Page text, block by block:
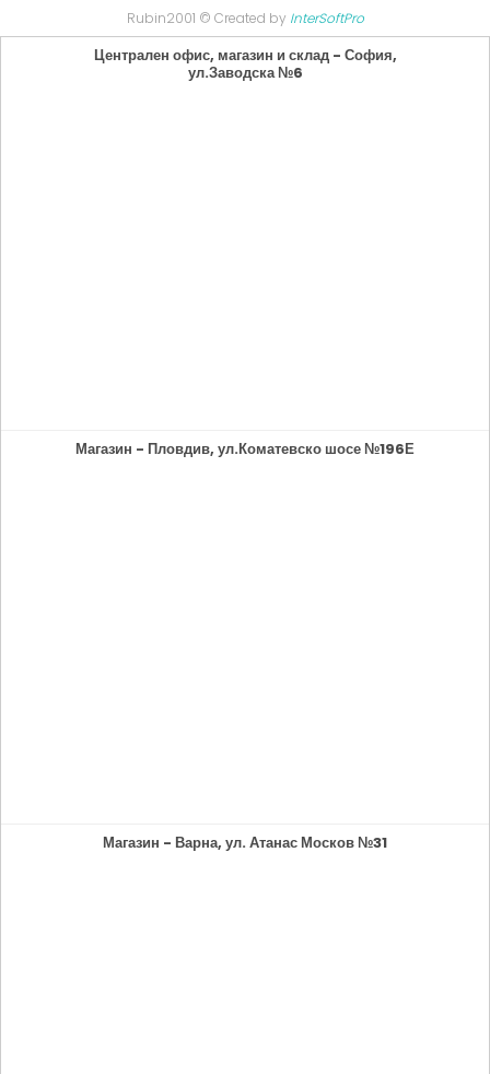
Rubin2001 © Created by InterSoftPro
Централен офис, магазин и склад - София,
ул.Заводска №6
Магазин - Пловдив, ул.Коматевско шосе №196Е
Магазин - Варна, ул. Атанас Москов №31